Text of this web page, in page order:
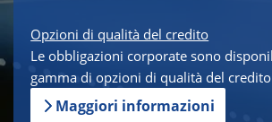
Opzioni di qualità del credito
Le obbligazioni corporate sono
gamma di opzioni di qualità del
Maggiori informazioni